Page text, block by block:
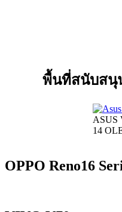
พื้นที่สนับสนุน
ASUS
14
OPPO Reno16